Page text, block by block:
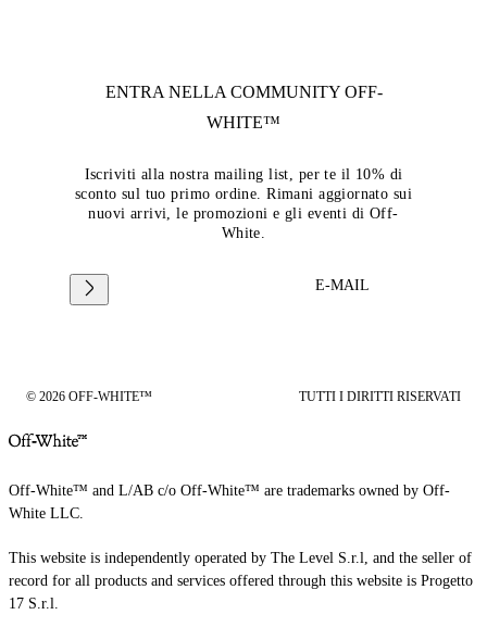
ENTRA NELLA COMMUNITY OFF-
WHITE™
Iscriviti alla nostra mailing list, per te il 10% di
sconto sul tuo primo ordine. Rimani aggiornato sui
nuovi arrivi, le promozioni e gli eventi di Off-
White.
E-MAIL
© 2026 OFF-WHITE™ TUTTI I DIRITTI RISERVATI
Off-White™ and L/AB c/o Off-White™ are trademarks owned by Off-
White LLC.
This website is independently operated by The Level S.r.l, and the seller of
record for all products and services offered through this website is Progetto
17 S.r.l.